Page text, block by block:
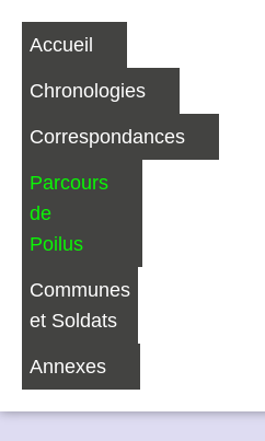
Accueil
Chronologies
Correspondances
Parcours
de
Poilus
Communes
et Soldats
Annexes